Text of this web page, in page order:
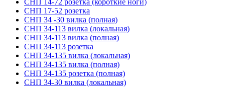
СНП 17-52 розетка
СНП 34 -30 вилка (полная)
СНП 34-113 вилка (локальная)
СНП 34-113 вилка (полная)
СНП 34-113 розетка
СНП 34-135 вилка (локальная)
СНП 34-135 вилка (полная)
СНП 34-135 розетка (полная)
СНП 34-30 вилка (локальная)